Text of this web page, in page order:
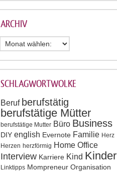
ARCHIV
SCHLAGWORTWOLKE
Beruf berufstätig
berufstätige Mütter
berufstätige Mutter Büro Business
DIY english Evernote Familie Herz
Herzen herzförmig Home Office
Interview Karriere Kind Kinder
Linktipps Mompreneur Organisation